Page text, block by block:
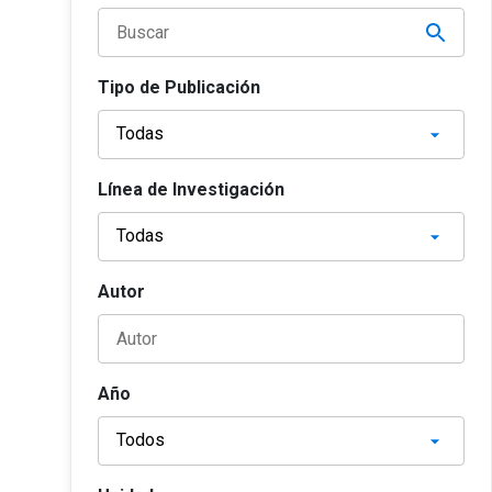
Tipo de Publicación
Línea de Investigación
Autor
Año